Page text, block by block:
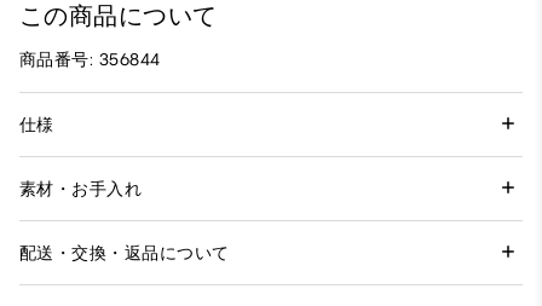
この商品について
商品番号: 356844
仕様
素材・お手入れ
配送・交換・返品について